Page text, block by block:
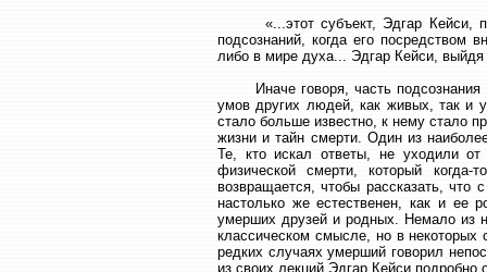
«...этот субъект, Эдгар Кейси,
подсознаний, когда его
либо в мире духа... Эдгар Кейси, выйдя
Иначе говоря, часть подсознания
умов других людей, как живых, так и
стало больше известно, к нему стало
жизни и тайн смерти. Один из
Те, кто искал ответы, не уходили
физической смерти, который когда-
возвращается, чтобы рассказать,
настолько же естественен, как и ее
умерших друзей и родных. Немало из
классическом смысле, но в
редких случаях умерший говорил
из своих лекций Эдгар Кейси